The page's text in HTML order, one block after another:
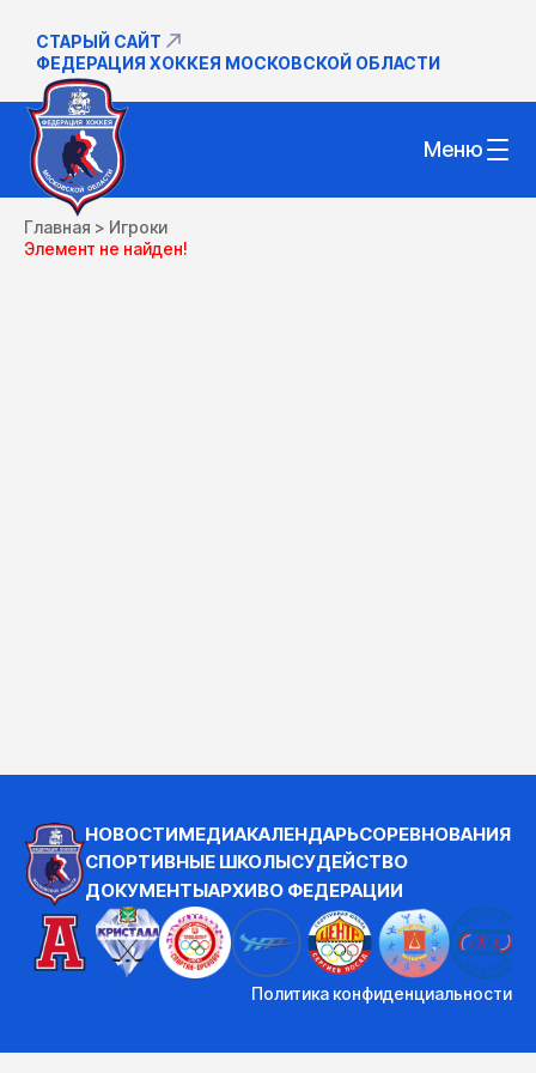
СТАРЫЙ САЙТ
ФЕДЕРАЦИЯ ХОККЕЯ МОСКОВСКОЙ ОБЛАСТИ
Меню
Главная > Игроки
Элемент не найден!
НОВОСТИМЕДИАКАЛЕНДАРЬСОРЕВНОВАНИЯ
СПОРТИВНЫЕ ШКОЛЫСУДЕЙСТВО
ДОКУМЕНТЫАРХИВО ФЕДЕРАЦИИ
Политика конфиденциальности